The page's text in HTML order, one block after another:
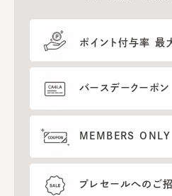
ポイント付与率 最
バースデークーポン
MEMBERS
プレセールへのご